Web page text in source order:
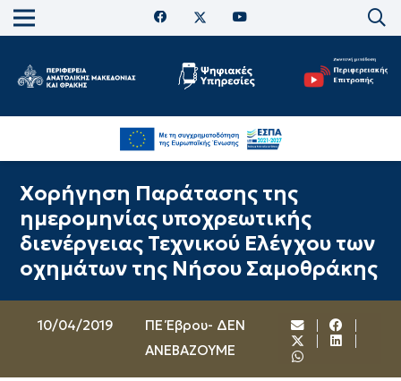
Χορήγηση Παράτασης της
ημερομηνίας υποχρεωτικής
διενέργειας Τεχνικού Ελέγχου των
οχημάτων της Νήσου Σαμοθράκης
10/04/2019
ΠΕ Έβρου- ΔΕΝ
ΑΝΕΒΑΖΟΥΜΕ